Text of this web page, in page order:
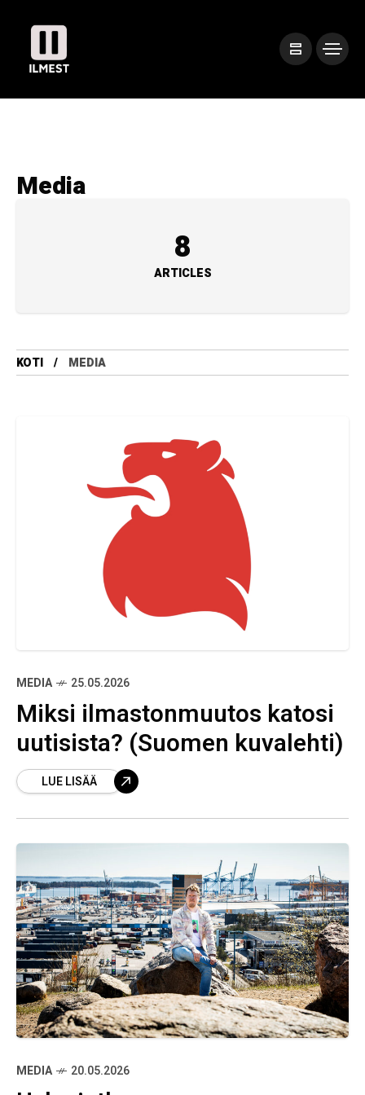
Media
8
ARTICLES
KOTI MEDIA
MEDIA 25.05.2026
Miksi ilmastonmuutos katosi
uutisista? (Suomen kuvalehti)
LUE LISÄÄ
MEDIA 20.05.2026